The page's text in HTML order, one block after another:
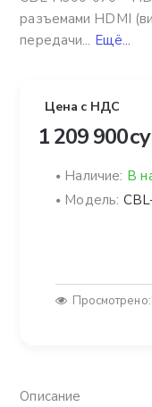
разъемами HDMI
передачи... Ещё...
Цена с НДС
1 209 900
Наличие: В
Модель:
Просмотрено:
Описание